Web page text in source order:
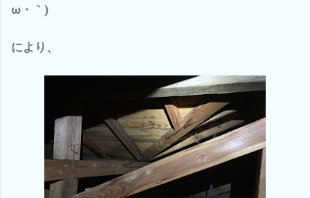
ω・｀)
により、